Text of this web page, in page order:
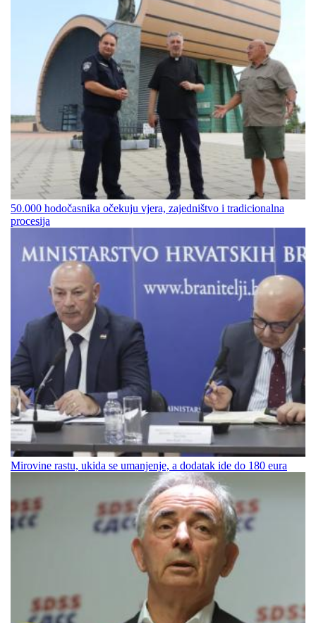
50.000 hodočasnika očekuju vjera, zajedništvo i tradicionalna
procesija
Mirovine rastu, ukida se umanjenje, a dodatak ide do 180 eura